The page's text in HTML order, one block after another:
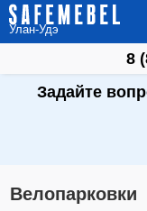
Улан-Удэ
8
Задайте
Велопарковки